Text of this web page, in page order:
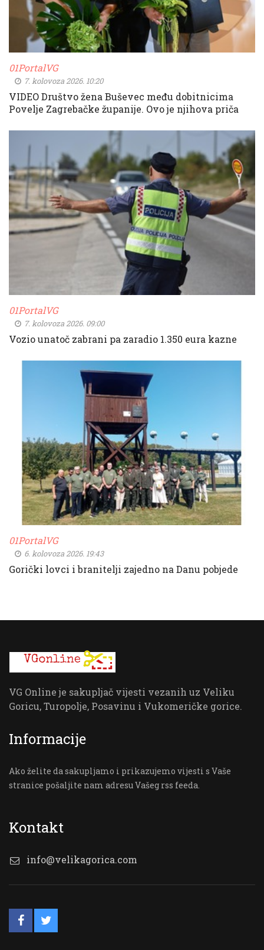
01PortalVG
7. kolovoza 2026. 10:20
VIDEO Društvo žena Buševec među dobitnicima
Povelje Zagrebačke županije. Ovo je njihova priča
01PortalVG
7. kolovoza 2026. 09:00
Vozio unatoč zabrani pa zaradio 1.350 eura kazne
01PortalVG
6. kolovoza 2026. 19:43
Gorički lovci i branitelji zajedno na Danu pobjede
VG Online je sakupljač vijesti vezanih uz Veliku
Goricu, Turopolje, Posavinu i Vukomeričke gorice.
Informacije
Ako želite da sakupljamo i prikazujemo vijesti s Vaše
stranice pošaljite nam adresu Vašeg rss feeda.
Kontakt
info@velikagorica.com